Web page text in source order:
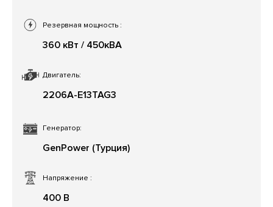
Двигатель:
2206A-E13TAG3
Напряжение :
400 В
Резервная мощность :
360 кВт / 450кВА
Генератор:
GenPower (Турция)